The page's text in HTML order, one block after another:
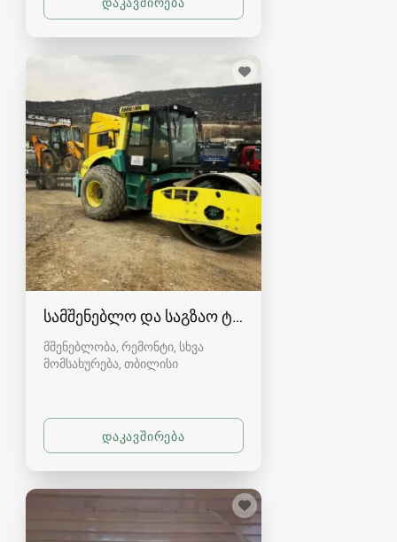
სამშენებლო და საგზაო ტექნიკით მომსახურება
მშენებლობა, რემონტი, სხვა
მომსახურება თბილისი